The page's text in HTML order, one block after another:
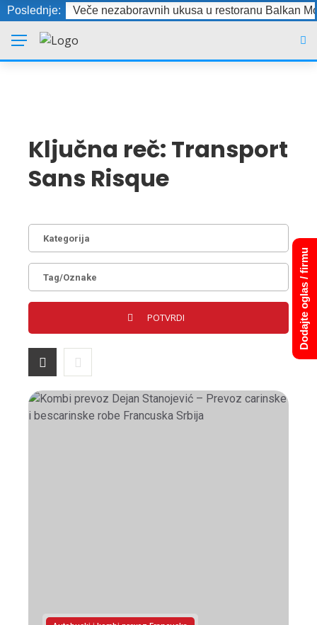
Poslednje: Veče nezaboravnih ukusa u restoranu Balkan
Ključna reč: Transport
Sans Risque
Dodajte oglas / firmu